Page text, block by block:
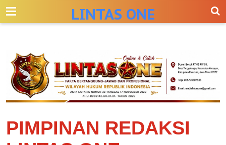
--> LINTAS ONE
PIMPINAN REDAKSI